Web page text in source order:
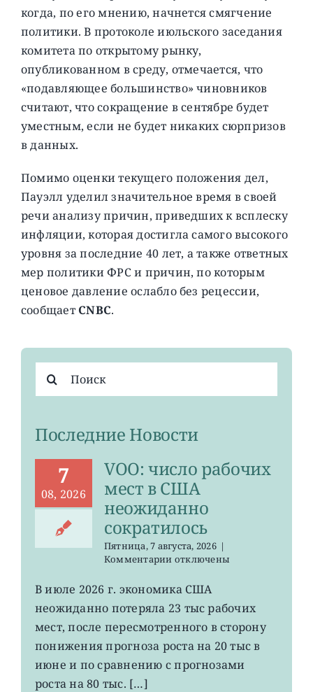
когда, по его мнению, начнется смягчение
политики. В протоколе июльского заседания
комитета по открытому рынку,
опубликованном в среду, отмечается, что
«подавляющее большинство» чиновников
считают, что сокращение в сентябре будет
уместным, если не будет никаких сюрпризов
в данных.
Помимо оценки текущего положения дел,
Пауэлл уделил значительное время в своей
речи анализу причин, приведших к всплеску
инфляции, которая достигла самого высокого
уровня за последние 40 лет, а также ответных
мер политики ФРС и причин, по которым
ценовое давление ослабло без рецессии,
сообщает CNBC.
поиска:
Последние Новости
7
08, 2026
VOO: число рабочих
мест в США
неожиданно
сократилось
Пятница, 7 августа, 2026 |
Комментариик
VOO:
рабочих
мест
США
неожиданно
отключены
В июле 2026 г. экономика США
неожиданно потеряла 23 тыс рабочих
мест, после пересмотренного в сторону
понижения прогноза роста на 20 тыс в
июне и по сравнению с прогнозами
роста на 80 тыс. […]